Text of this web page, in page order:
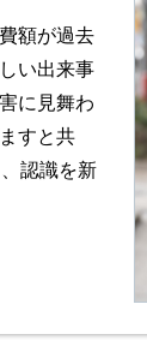
額が過去
い出来事
に見舞わ
すと共
認識を新